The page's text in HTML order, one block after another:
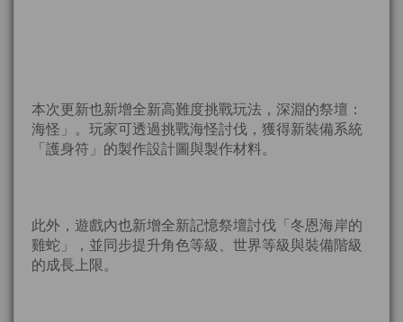
本次更新也新增全新高難度挑戰玩法，深淵的祭壇：
海怪」。玩家可透過挑戰海怪討伐，獲得新裝備系統
「護身符」的製作設計圖與製作材料。
此外，遊戲內也新增全新記憶祭壇討伐「冬恩海岸的
雞蛇」，並同步提升角色等級、世界等級與裝備階級
的成長上限。